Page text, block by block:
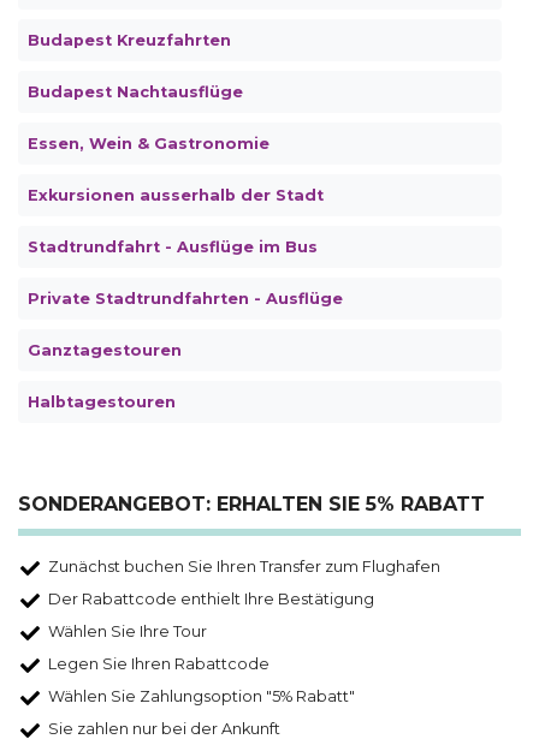
Budapest Kreuzfahrten
Budapest Nachtausflüge
Essen, Wein & Gastronomie
Exkursionen ausserhalb der Stadt
Stadtrundfahrt - Ausflüge im Bus
Private Stadtrundfahrten - Ausflüge
Ganztagestouren
Halbtagestouren
SONDERANGEBOT: ERHALTEN SIE 5% RABATT
Zunächst buchen Sie Ihren Transfer zum Flughafen
Der Rabattcode enthielt Ihre Bestätigung
Wählen Sie Ihre Tour
Legen Sie Ihren Rabattcode
Wählen Sie Zahlungsoption "5% Rabatt"
Sie zahlen nur bei der Ankunft